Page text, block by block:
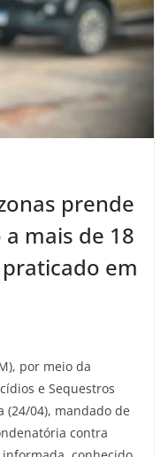
prende
mais de 18
em
por meio da
e Sequestros
(24/04), mandado de
contra